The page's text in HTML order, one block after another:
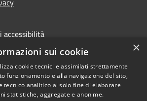
accessibilità
×
sui cookie
cookie tecnici e assimilati strettamente
funzionamento e alla navigazione del sito,
tecnico analitico al solo fine di elaborare
statistiche, aggregate e anonime.